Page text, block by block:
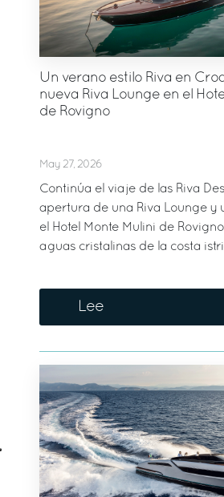
Un verano estilo Riva en
nueva Riva Lounge en el
de Rovigno
May 27, 2026
Continúa el viaje de las Riva
apertura de una Riva Lounge y
el Hotel Monte Mulini de
aguas cristalinas de la costa
Lee